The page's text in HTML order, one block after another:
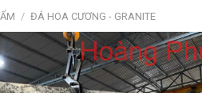
/ ĐÁ HOA CƯƠNG - GRANITE